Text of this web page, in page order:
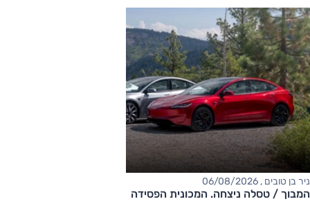
ניר בן טובים , 06/08/2026
המבוך / טסלה ניצחה. המכונית הפסידה